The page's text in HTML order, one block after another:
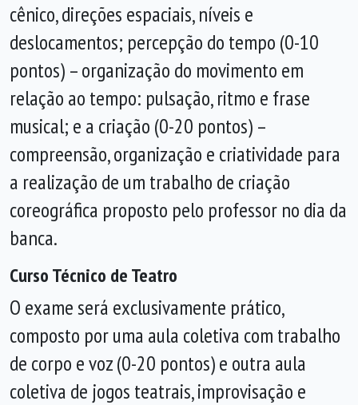
cênico, direções espaciais, níveis e
deslocamentos; percepção do tempo (0-10
pontos) – organização do movimento em
relação ao tempo: pulsação, ritmo e frase
musical; e a criação (0-20 pontos) –
compreensão, organização e criatividade para
a realização de um trabalho de criação
coreográfica proposto pelo professor no dia da
banca.
Curso Técnico de Teatro
O exame será exclusivamente prático,
composto por uma aula coletiva com trabalho
de corpo e voz (0-20 pontos) e outra aula
coletiva de jogos teatrais, improvisação e